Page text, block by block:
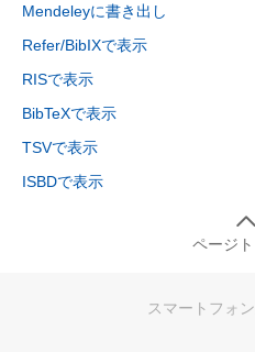
Mendeleyに書き出し
Refer/BibIXで表示
RISで表示
BibTeXで表示
TSVで表示
ISBDで表示
ページ
スマートフォ